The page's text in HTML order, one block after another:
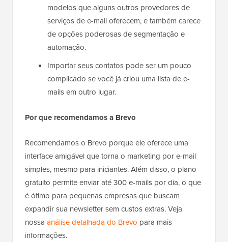
modelos que alguns outros provedores de
serviços de e-mail oferecem, e também carece
de opções poderosas de segmentação e
automação.
Importar seus contatos pode ser um pouco
complicado se você já criou uma lista de e-
mails em outro lugar.
Por que recomendamos a Brevo
Recomendamos o Brevo porque ele oferece uma
interface amigável que torna o marketing por e-mail
simples, mesmo para iniciantes. Além disso, o plano
gratuito permite enviar até 300 e-mails por dia, o que
é ótimo para pequenas empresas que buscam
expandir sua newsletter sem custos extras. Veja
nossa análise detalhada do Brevo para mais
informações.